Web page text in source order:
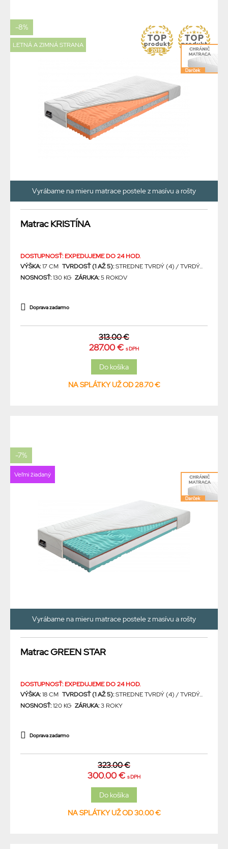
-8%
LETNÁ A ZIMNÁ STRANA
Vyrábame na mieru matrace postele z masívu a rošty
Matrac KRISTÍNA
DOSTUPNOSŤ: EXPEDUJEME DO 24 HOD.
VÝŠKA:17 CM TVRDOSŤ (1 AŽ 5):STREDNE TVRDÝ (4) / TVRDÝ...
NOSNOSŤ:130 KG ZÁRUKA:5 ROKOV
Doprava zadarmo
313.00 €
287.00 € s DPH
NA SPLÁTKY UŽ OD 28.70 €
-7%
Veľmi žiadaný
Vyrábame na mieru matrace postele z masívu a rošty
Matrac GREEN STAR
DOSTUPNOSŤ: EXPEDUJEME DO 24 HOD.
VÝŠKA:18 CM TVRDOSŤ (1 AŽ 5):STREDNE TVRDÝ (4) / TVRDÝ...
NOSNOSŤ:120 KG ZÁRUKA:3 ROKY
Doprava zadarmo
323.00 €
300.00 € s DPH
NA SPLÁTKY UŽ OD 30.00 €